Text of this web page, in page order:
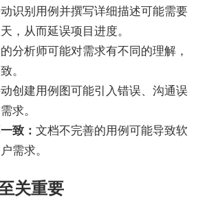
识别用例并撰写详细描述可能需要
，从而延误项目进度。
分析师可能对需求有不同的理解，
。
创建用例图可能引入错误、沟通误
求。
致： 文档不完善的用例可能导致软
需求。
关重要